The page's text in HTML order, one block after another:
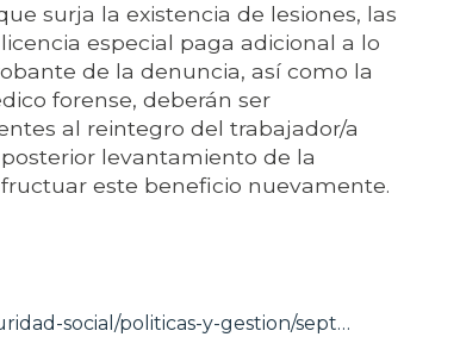
surja la existencia de lesiones, las
especial paga adicional a lo
de la denuncia, así como la
forense, deberán ser
al reintegro del trabajador/a
levantamiento de la
este beneficio nuevamente.
social/politicas-y-gestion/sept…